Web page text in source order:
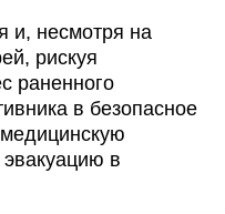
и, несмотря на
рискуя
раненного
в безопасное
в